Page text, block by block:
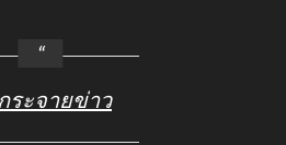
ระจายข่าว